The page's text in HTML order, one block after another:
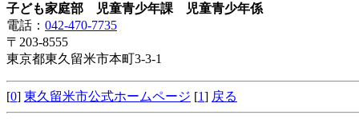
子ども家庭部 児童青少年課 児童青少年係
電話： 042-470-7735
〒203-8555
東京都東久留米市本町3-3-1
[0] 東久留米市公式ホームページ [1] 戻る